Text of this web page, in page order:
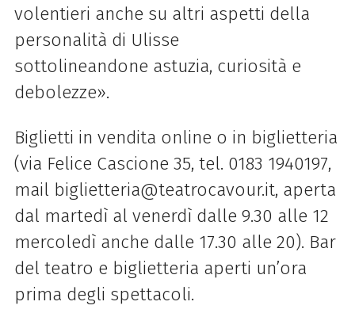
volentieri anche su altri aspetti della
personalità di Ulisse
sottolineandone astuzia, curiosità e
debolezze».
Biglietti in vendita online o in biglietteria
(via Felice Cascione 35, tel. 0183 1940197,
mail biglietteria@teatrocavour.it, aperta
dal martedì al venerdì dalle 9.30 alle 12
mercoledì anche dalle 17.30 alle 20). Bar
del teatro e biglietteria aperti un’ora
prima degli spettacoli.